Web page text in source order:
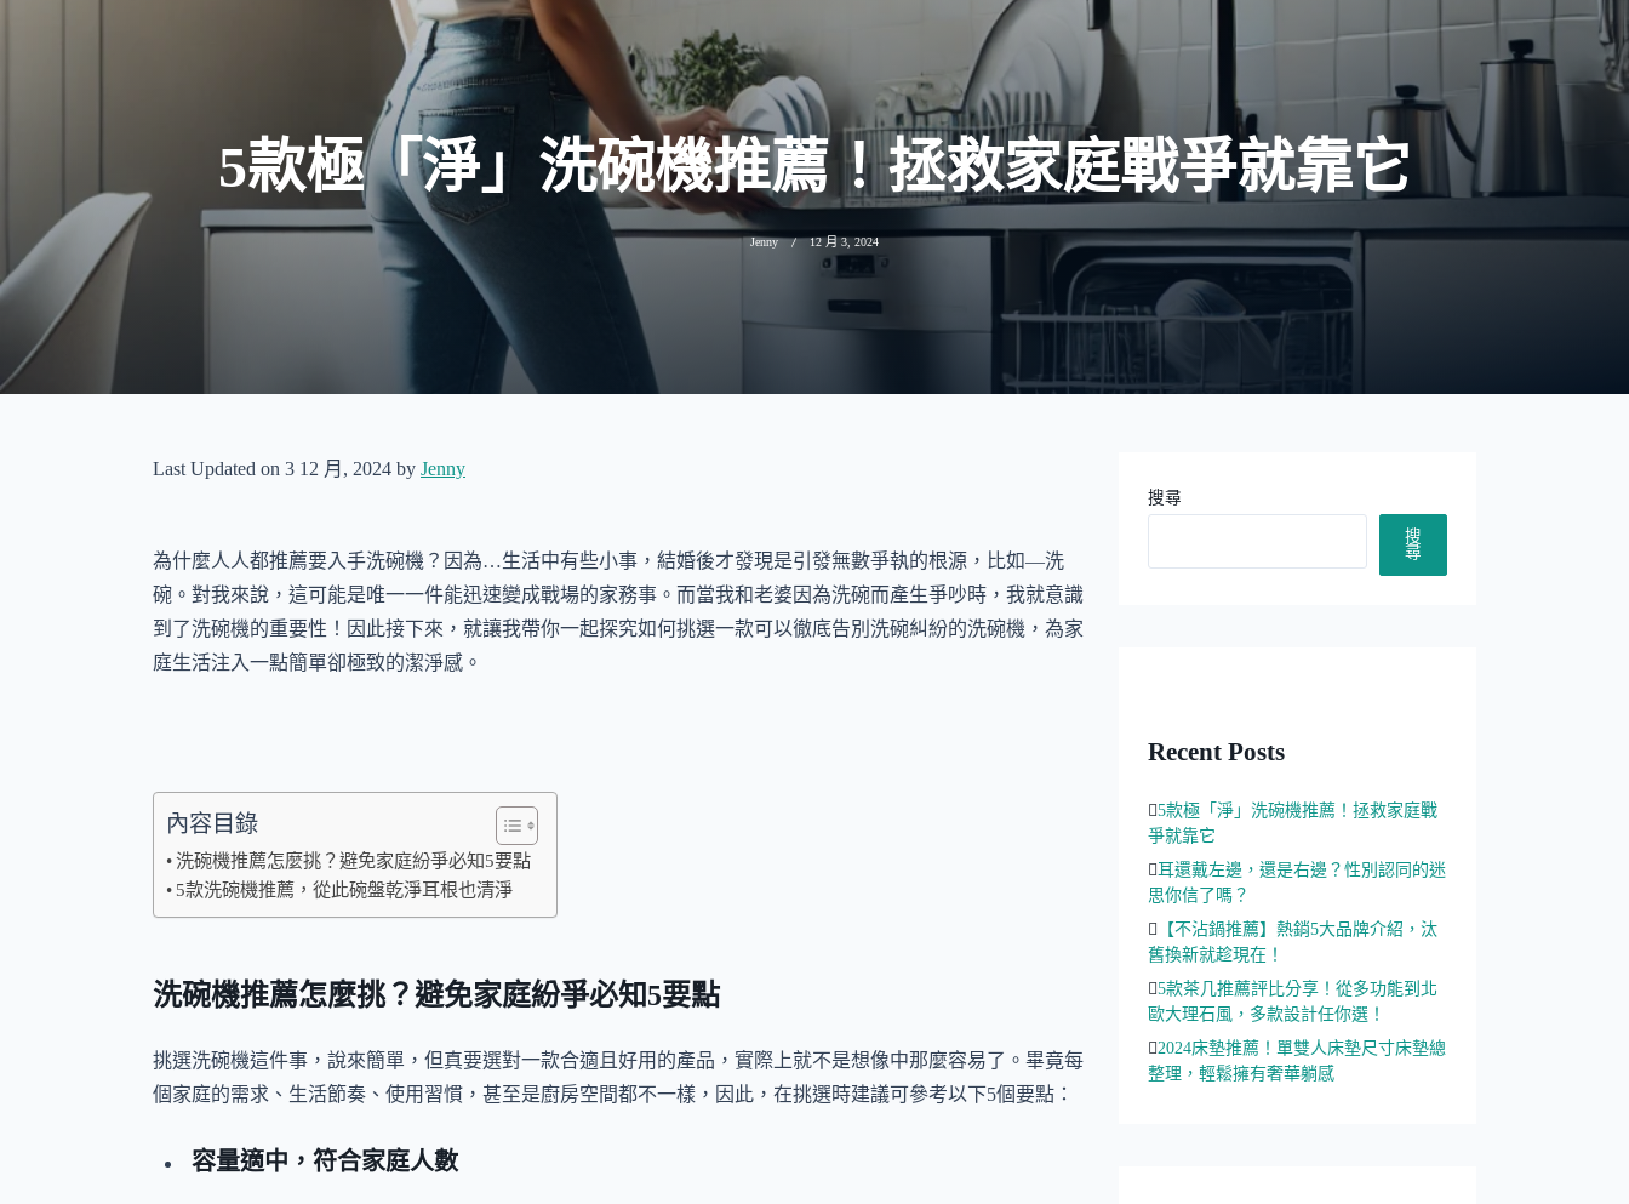
5款極「淨」洗碗機推薦！拯救家庭戰爭就靠它
Jenny 12 月 3, 2024
Last Updated on 3 12 月, 2024 by Jenny
為什麼人人都推薦要入手洗碗機？因為…生活中有些小事，結婚後才發現是引發無數爭執的根源，比如—洗
碗。對我來說，這可能是唯一一件能迅速變成戰場的家務事。而當我和老婆因為洗碗而產生爭吵時，我就意識
到了洗碗機的重要性！因此接下來，就讓我帶你一起探究如何挑選一款可以徹底告別洗碗糾紛的洗碗機，為家
庭生活注入一點簡單卻極致的潔淨感。
內容目錄
洗碗機推薦怎麼挑？避免家庭紛爭必知5要點
5款洗碗機推薦，從此碗盤乾淨耳根也清淨
洗碗機推薦怎麼挑？避免家庭紛爭必知5要點
挑選洗碗機這件事，說來簡單，但真要選對一款合適且好用的產品，實際上就不是想像中那麼容易了。畢竟每
個家庭的需求、生活節奏、使用習慣，甚至是廚房空間都不一樣，因此，在挑選時建議可參考以下5個要點：
容量適中，符合家庭人數
搜尋
搜
尋
Recent Posts
5款極「淨」洗碗機推薦！拯救家庭戰
爭就靠它
耳還戴左邊，還是右邊？性別認同的迷
思你信了嗎？
【不沾鍋推薦】熱銷5大品牌介紹，汰
舊換新就趁現在！
5款茶几推薦評比分享！從多功能到北
歐大理石風，多款設計任你選！
2024床墊推薦！單雙人床墊尺寸床墊總
整理，輕鬆擁有奢華躺感